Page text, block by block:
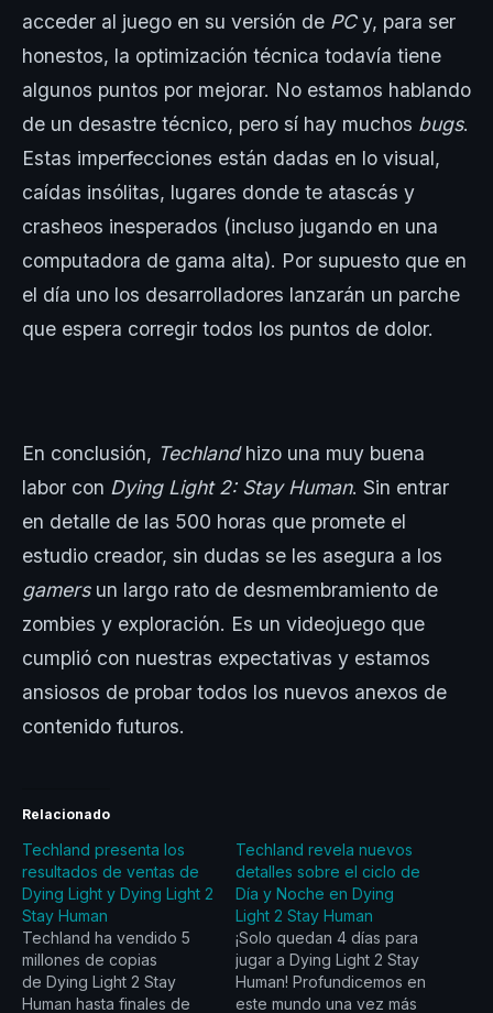
acceder al juego en su versión de PCy, para ser
honestos, la optimización técnica todavía tiene
algunos puntos por mejorar. No estamos hablando
de un desastre técnico, pero sí hay muchos bugs.
Estas imperfecciones están dadas en lo visual,
caídas insólitas, lugares donde te atascás y
crasheos inesperados (incluso jugando en una
computadora de gama alta). Por supuesto que en
el día uno los desarrolladores lanzarán un parche
que espera corregir todos los puntos de dolor.
En conclusión, Techlandhizo una muy buena
labor con Dying Light 2: Stay Human. Sin entrar
en detalle de las 500 horas que promete el
estudio creador, sin dudas se les asegura a los
gamers un largo rato de desmembramiento de
zombies y exploración. Es un videojuego que
cumplió con nuestras expectativas y estamos
ansiosos de probar todos los nuevos anexos de
contenido futuros.
Relacionado
Techland presenta los
resultados de ventas de
Dying Light y Dying Light 2
Stay Human
Techland ha vendido 5
millones de copias
de Dying Light 2 Stay
Human hasta finales de
Techland revela nuevos
detalles sobre el ciclo de
Día y Noche en Dying
Light 2 Stay Human
¡Solo quedan 4 días para
jugar a Dying Light 2 Stay
Human! Profundicemos en
este mundo una vez más